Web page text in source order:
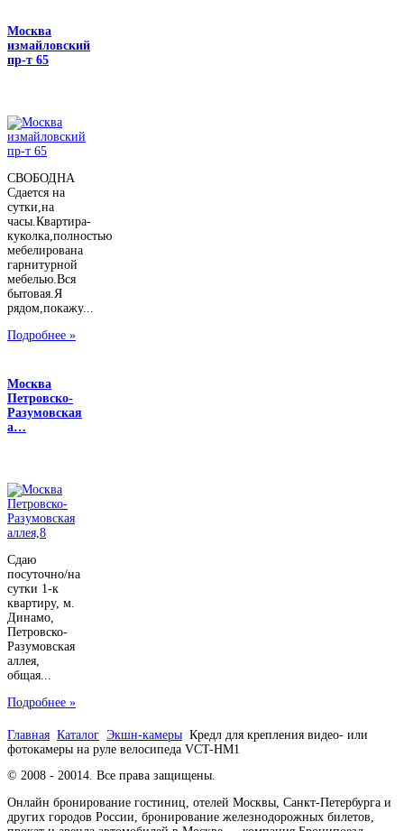
Москва
измайловский
пр-т 65
СВОБОДНА
Сдается на
сутки,на
часы.Квартира-
куколка,полностью
мебелирована
гарнитурной
мебелью.Вся
бытовая.Я
рядом,покажу...
Подробнее »
Москва
Петровско-
Разумовская
а…
Сдаю
посуточно/на
сутки 1-к
квартиру, м.
Динамо,
Петровско-
Разумовская
аллея,
общая...
Подробнее »
Главная Каталог Экшн-камеры Кредл для крепления видео- или
фотокамеры на руле велосипеда VCT-HM1
© 2008 - 20014. Все права защищены.
Онлайн бронирование гостиниц, отелей Москвы, Санкт-Петербурга и
других городов России, бронирование железнодорожных билетов,